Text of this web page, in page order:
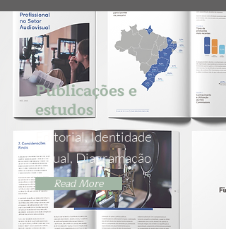
Publicações e
estudos
Editorial, Identidade
Visual, Diagramação
Read More